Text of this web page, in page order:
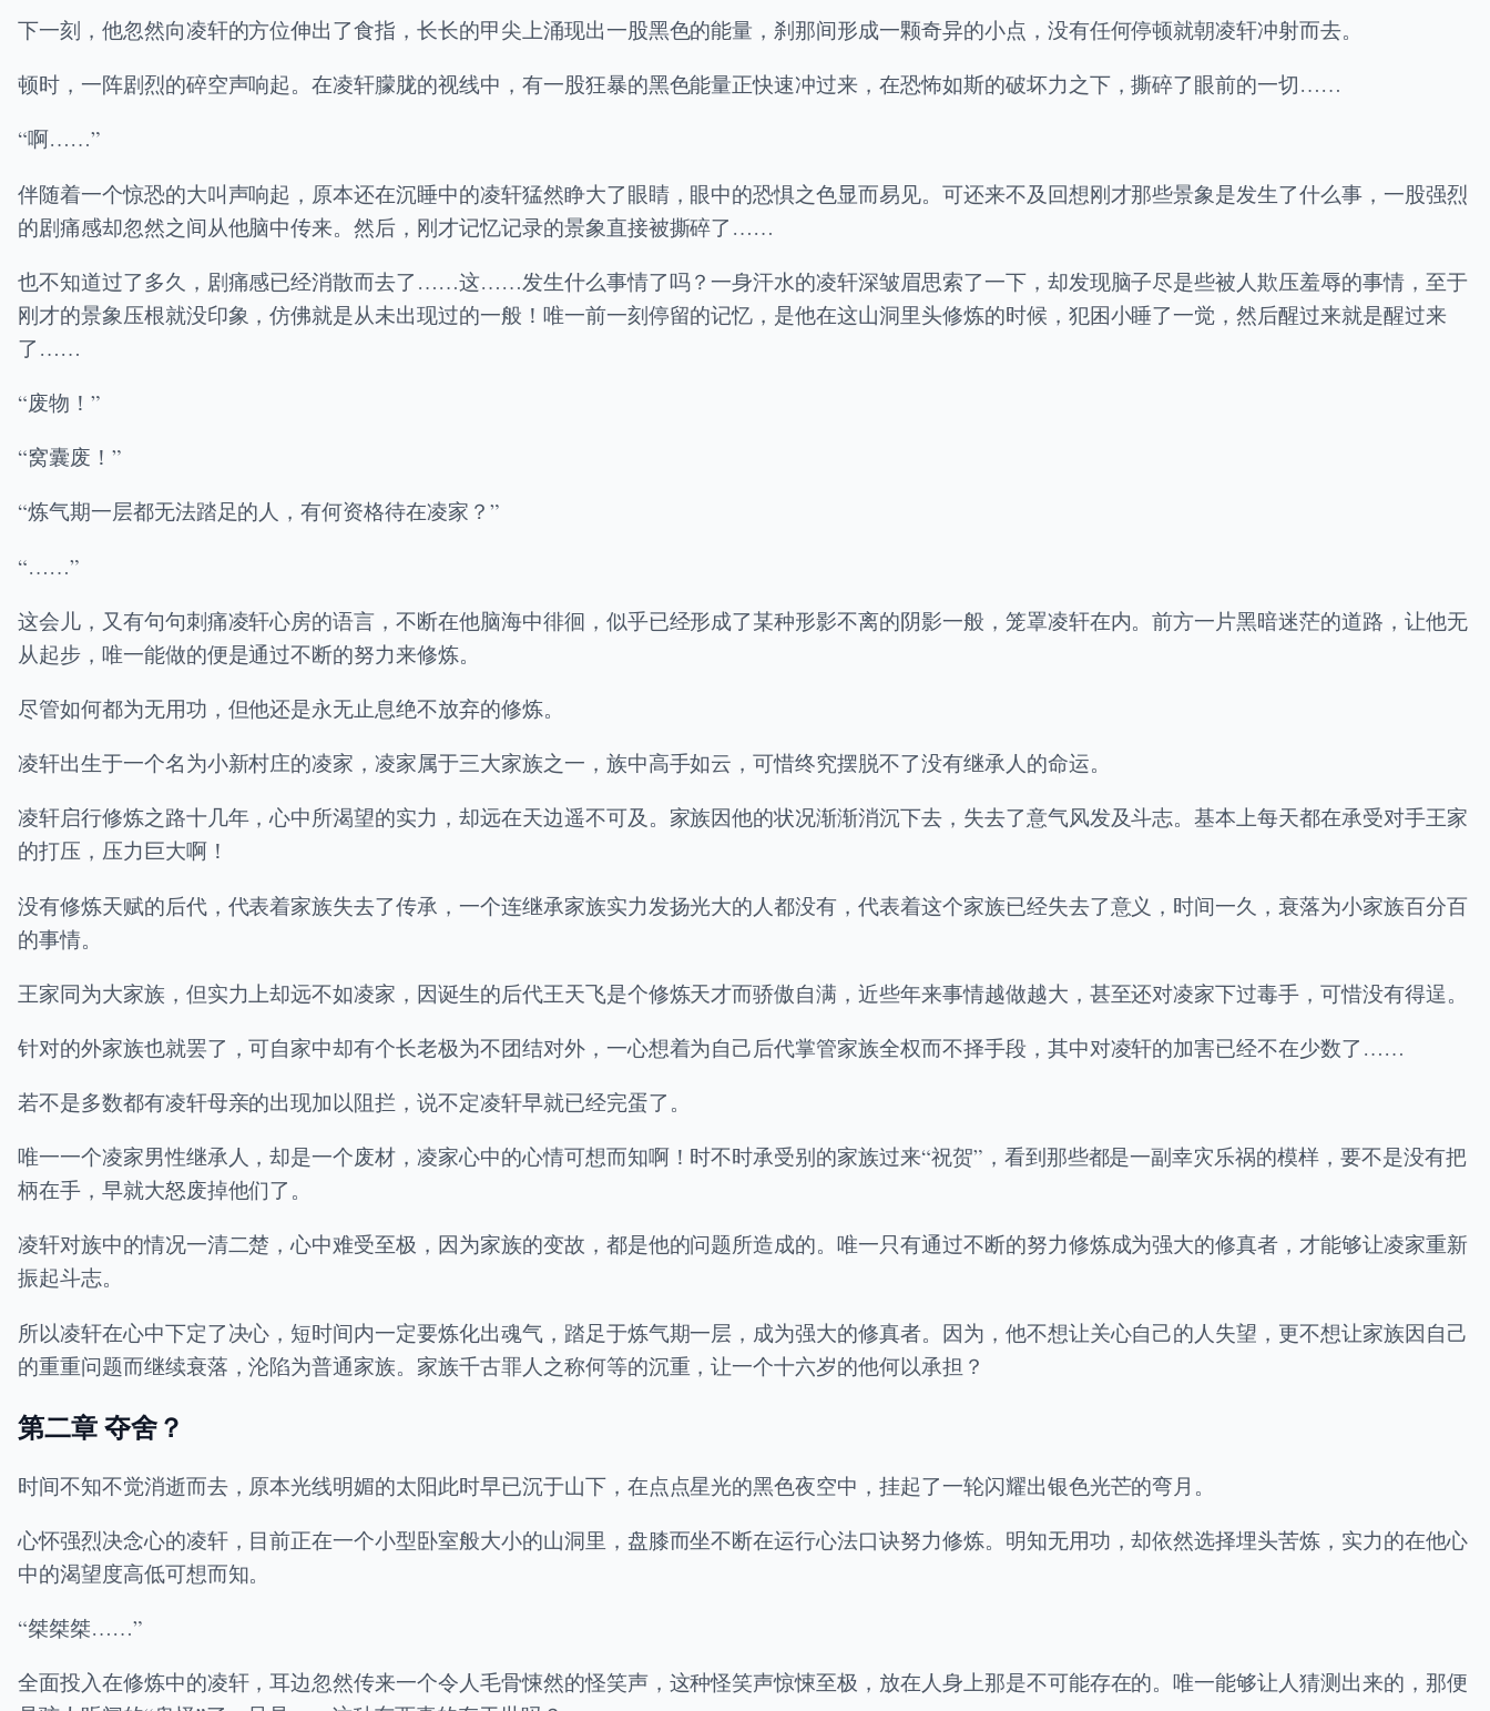
下一刻，他忽然向凌轩的方位伸出了食指，长长的甲尖上涌现出一股黑色的能量，刹那间形成一颗奇异的小点，没有任何停顿就朝凌轩冲射而去。
顿时，一阵剧烈的碎空声响起。在凌轩朦胧的视线中，有一股狂暴的黑色能量正快速冲过来，在恐怖如斯的破坏力之下，撕碎了眼前的一切……
“啊……”
伴随着一个惊恐的大叫声响起，原本还在沉睡中的凌轩猛然睁大了眼睛，眼中的恐惧之色显而易见。可还来不及回想刚才那些景象是发生了什么事，一股强烈
的剧痛感却忽然之间从他脑中传来。然后，刚才记忆记录的景象直接被撕碎了……
也不知道过了多久，剧痛感已经消散而去了……这……发生什么事情了吗？一身汗水的凌轩深皱眉思索了一下，却发现脑子尽是些被人欺压羞辱的事情，至于
刚才的景象压根就没印象，仿佛就是从未出现过的一般！唯一前一刻停留的记忆，是他在这山洞里头修炼的时候，犯困小睡了一觉，然后醒过来就是醒过来
了……
“废物！”
“窝囊废！”
“炼气期一层都无法踏足的人，有何资格待在凌家？”
“……”
这会儿，又有句句刺痛凌轩心房的语言，不断在他脑海中徘徊，似乎已经形成了某种形影不离的阴影一般，笼罩凌轩在内。前方一片黑暗迷茫的道路，让他无
从起步，唯一能做的便是通过不断的努力来修炼。
尽管如何都为无用功，但他还是永无止息绝不放弃的修炼。
凌轩出生于一个名为小新村庄的凌家，凌家属于三大家族之一，族中高手如云，可惜终究摆脱不了没有继承人的命运。
凌轩启行修炼之路十几年，心中所渴望的实力，却远在天边遥不可及。家族因他的状况渐渐消沉下去，失去了意气风发及斗志。基本上每天都在承受对手王家
的打压，压力巨大啊！
没有修炼天赋的后代，代表着家族失去了传承，一个连继承家族实力发扬光大的人都没有，代表着这个家族已经失去了意义，时间一久，衰落为小家族百分百
的事情。
王家同为大家族，但实力上却远不如凌家，因诞生的后代王天飞是个修炼天才而骄傲自满，近些年来事情越做越大，甚至还对凌家下过毒手，可惜没有得逞。
针对的外家族也就罢了，可自家中却有个长老极为不团结对外，一心想着为自己后代掌管家族全权而不择手段，其中对凌轩的加害已经不在少数了……
若不是多数都有凌轩母亲的出现加以阻拦，说不定凌轩早就已经完蛋了。
唯一一个凌家男性继承人，却是一个废材，凌家心中的心情可想而知啊！时不时承受别的家族过来“祝贺”，看到那些都是一副幸灾乐祸的模样，要不是没有把
柄在手，早就大怒废掉他们了。
凌轩对族中的情况一清二楚，心中难受至极，因为家族的变故，都是他的问题所造成的。唯一只有通过不断的努力修炼成为强大的修真者，才能够让凌家重新
振起斗志。
所以凌轩在心中下定了决心，短时间内一定要炼化出魂气，踏足于炼气期一层，成为强大的修真者。因为，他不想让关心自己的人失望，更不想让家族因自己
的重重问题而继续衰落，沦陷为普通家族。家族千古罪人之称何等的沉重，让一个十六岁的他何以承担？
第二章 夺舍？
时间不知不觉消逝而去，原本光线明媚的太阳此时早已沉于山下，在点点星光的黑色夜空中，挂起了一轮闪耀出银色光芒的弯月。
心怀强烈决念心的凌轩，目前正在一个小型卧室般大小的山洞里，盘膝而坐不断在运行心法口诀努力修炼。明知无用功，却依然选择埋头苦炼，实力的在他心
中的渴望度高低可想而知。
“桀桀桀……”
全面投入在修炼中的凌轩，耳边忽然传来一个令人毛骨悚然的怪笑声，这种怪笑声惊悚至极，放在人身上那是不可能存在的。唯一能够让人猜测出来的，那便